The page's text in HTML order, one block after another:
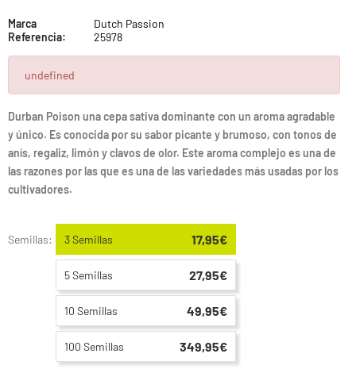
Marca
Dutch Passion
Referencia:
25978
undefined
Durban Poison una cepa sativa dominante con un aroma agradable
y único. Es conocida por su sabor picante y brumoso, con tonos de
anís, regaliz, limón y clavos de olor. Este aroma complejo es una de
las razones por las que es una de las variedades más usadas por los
cultivadores.
Semillas: 3 Semillas 17,95€
5 Semillas 27,95€
10 Semillas 49,95€
100 Semillas 349,95€